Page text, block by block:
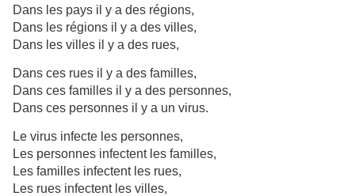
Dans les pays il y a des régions,
Dans les régions il y a des villes,
Dans les villes il y a des rues,
Dans ces rues il y a des familles,
Dans ces familles il y a des personnes,
Dans ces personnes il y a un virus.
Le virus infecte les personnes,
Les personnes infectent les familles,
Les familles infectent les rues,
Les rues infectent les villes,